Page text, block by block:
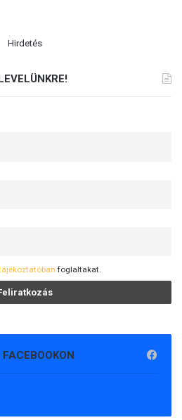
Hirdetés
foglaltakat.